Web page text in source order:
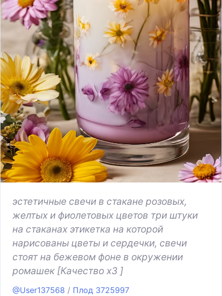
эстетичные свечи в стакане розовых,
желтых и фиолетовых цветов три штуки
на стаканах этикетка на которой
нарисованы цветы и сердечки, свечи
стоят на бежевом фоне в окружении
ромашек [Качество x3 ]
@User137568 / Плод 3725997